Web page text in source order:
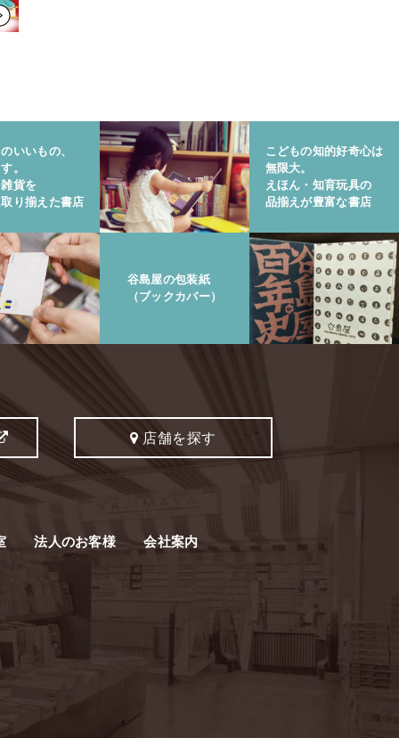
いいもの、
。
貨を
り揃えた書店
こどもの知的好奇心は
無限大。
えほん・知育玩具の
品揃えが豊富な書店
谷島屋の包装紙
（ブックカバー）
店舗を探す
法人のお客様 会社案内